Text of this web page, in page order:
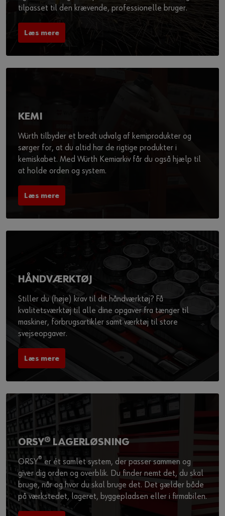
tilpasset til den krævende, professionelle bruger.
Læs mere
KEMI
Würth tilbyder et bredt udvalg af kemiprodukter og
sørger for, at du altid har de rigtige produkter i
kemiskabet. Med Würth Kemiarkiv får du også hjælp til
at holde orden og system.
Læs mere
HÅNDVÆRKTØJ
Stiller du (høje) krav til dit håndværktøj? Få
kvalitetsværktøj til alle dine opgaver fra tænger til
maskiner, forbrugsartikler samt værktøj til store
svejseopgaver.
Læs mere
ORSY® LAGERLØSNING
ORSY®er ét samlet system, der passer sammen og
giver dig orden og overblik. Du finder nemt det, du skal
bruge, når og hvor du skal bruge det. Det gælder både
på værkstedet, lageret, byggepladsen eller i firmabilen.